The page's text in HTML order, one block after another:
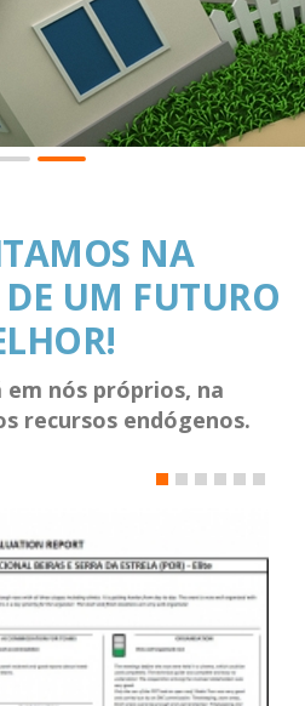
NA
UM FUTURO
em nós próprios, na
recursos endógenos.